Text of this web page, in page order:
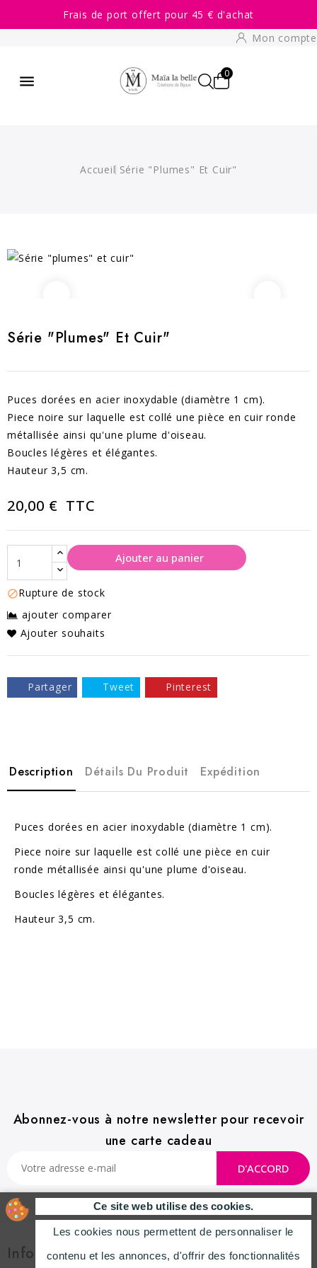
Frais de port offert pour 45 € d'achat
Mon compte
 0
Accueil Série "plumes" Et Cuir"
Série "plumes" Et Cuir"
Puces dorées en acier inoxydable (diamètre 1 cm).
Piece noire sur laquelle est collé une pièce en cuir ronde
métallisée ainsi qu'une plume d'oiseau.
Boucles légères et élégantes.
Hauteur 3,5 cm.
20,00 € TTC
Ajouter au panier
Rupture de stock
ajouter comparer
Ajouter souhaits
Partager Tweet Pinterest
Description Détails Du Produit Expédition
Puces dorées en acier inoxydable (diamètre 1 cm).
Piece noire sur laquelle est collé une pièce en cuir
ronde métallisée ainsi qu'une plume d'oiseau.
Boucles légères et élégantes.
Hauteur 3,5 cm.
Abonnez-vous à notre newsletter pour recevoir
une carte cadeau
Informations 
Ce site web utilise des cookies.
Les cookies nous permettent de personnaliser le
contenu et les annonces, d'offrir des fonctionnalités